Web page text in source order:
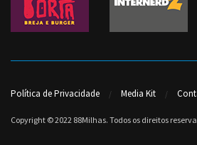
Política de Privacidade Media Kit
Copyright © 2022 88Milhas. Todos os direitos